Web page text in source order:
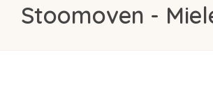
Stoomoven -